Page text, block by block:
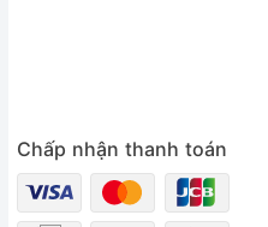
Chấp nhận thanh toán